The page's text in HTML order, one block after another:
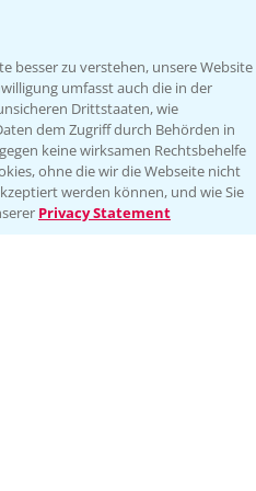
Bis zu 4 Produkte vergleichen:
Folgen Sie uns
besser zu verstehen, unsere Website
umfasst auch die in der
Drittstaaten, wie
dem Zugriff durch Behörden in
keine wirksamen Rechtsbehelfe
ohne die wir die Webseite nicht
werden können, und wie Sie
Privacy Statement